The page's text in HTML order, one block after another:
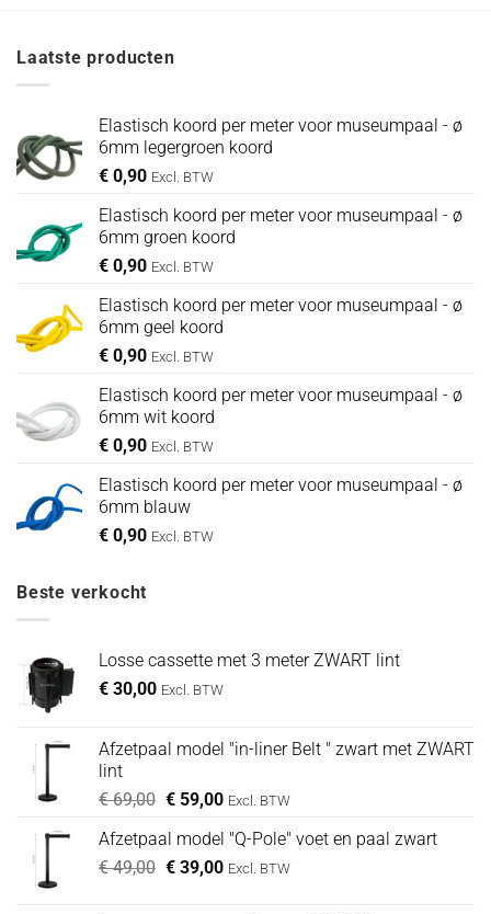
Laatste producten
Elastisch koord per meter voor museumpaal - ø
6mm legergroen koord
€ 0,90 Excl. BTW
Elastisch koord per meter voor museumpaal - ø
6mm groen koord
€ 0,90 Excl. BTW
Elastisch koord per meter voor museumpaal - ø
6mm geel koord
€ 0,90 Excl. BTW
Elastisch koord per meter voor museumpaal - ø
6mm wit koord
€ 0,90 Excl. BTW
Elastisch koord per meter voor museumpaal - ø
6mm blauw
€ 0,90 Excl. BTW
Beste verkocht
Losse cassette met 3 meter ZWART lint
€ 30,00 Excl. BTW
Afzetpaal model "in-liner Belt " zwart met ZWART
lint
€69,00 Oorspronkelijke
was:
€ 69,00.
€59,00Huidige
is:
€ 59,00.
Excl. BTW
Afzetpaal model "Q-Pole" voet en paal zwart
€49,00 Oorspronkelijke
€39,00Huidige
Excl. BTW